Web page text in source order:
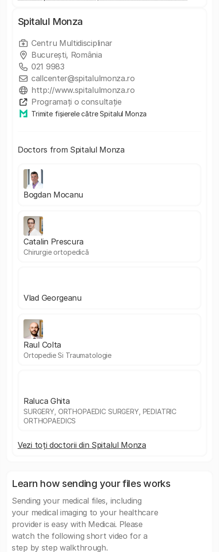
Spitalul Monza
Centru Multidisciplinar
Bucureşti, România
021 9983
callcenter@spitalulmonza.ro
http://www.spitalulmonza.ro
Programați o consultație
Trimite fișierele către Spitalul Monza
Doctors from Spitalul Monza
Bogdan Mocanu
Catalin Prescura
Chirurgie ortopedică
Vlad Georgeanu
Raul Colta
Ortopedie Si Traumatologie
Raluca Ghita
SURGERY, ORTHOPAEDIC SURGERY, PEDIATRIC
ORTHOPAEDICS
Vezi toți doctorii din Spitalul Monza
Learn how sending your files works
Sending your medical files, including
your medical imaging to your healthcare
provider is easy with Medicai. Please
watch the following short video for a
step by step walkthrough.